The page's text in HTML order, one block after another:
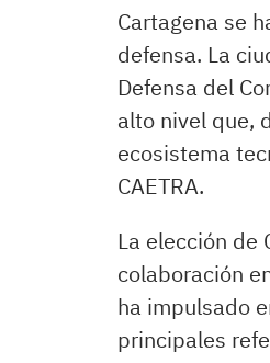
Cartagena se
defensa. La
Defensa del
alto nivel que,
ecosistema
CAETRA.
La elección de
colaboración
ha impulsado
principales